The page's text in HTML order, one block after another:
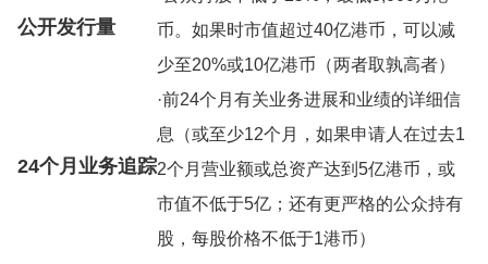
公开发行量
币。如果时市值超过40亿港币，可以减
少至20%或10亿港币（两者取孰高者）
24个月业务追踪
·前24个月有关业务进展和业绩的详细信
息（或至少12个月，如果申请人在过去1
2个月营业额或总资产达到5亿港币，或
市值不低于5亿；还有更严格的公众持有
股，每股价格不低于1港币）